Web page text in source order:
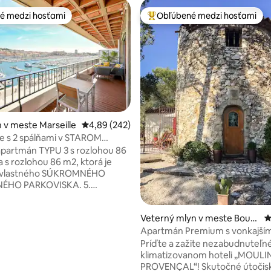
z 5, počet hodnotení: 224
medzi hosťami
medzi hosťami
meste Marseille Priemerné ohodnotenie 4,89 z 5, počet
4,89 (242)
s 2 spálňami v STAROM
86 m ² + parkovanie
TYPU 3 s rozlohou 86
s rozlohou 86 m2, ktorá je
SÚKROMNÉHO
PARKOVISKA. 5.
Najobľúbenejšie medzi hosťami
Obľúbené medzi hosťami
Veterný mlyn v meste Bouc-
Bel-Air
Apartmán Premium s
v mlyne
Príďte a zažite
klimatizovanom hoteli
PROVENÇAL“! Skutočné